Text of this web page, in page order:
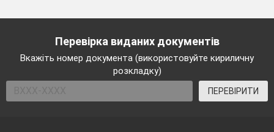
Перевірка виданих документів
Вкажіть номер документа (використовуйте кириличну
розкладку)
ПЕРЕВІРИТИ